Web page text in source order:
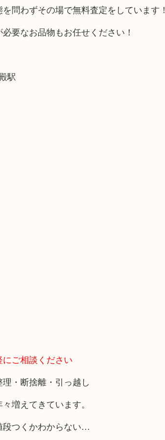
問わずその場で無料査定をしています！
要なお品物もお任せください！
駅
にご相談ください
・断捨離・引っ越し
増えてきています。
段つくかわからない…